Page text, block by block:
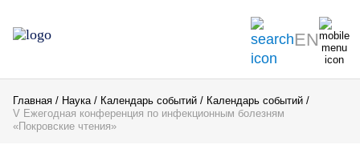
EN
Главная Наука Календарь событий
Календарь событий
V Ежегодная конференция по инфекционным болезням
«Покровские чтения»